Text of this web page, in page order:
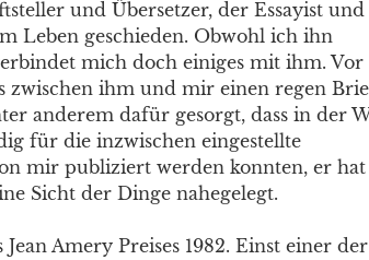
und Übersetzer, der Essayist und
Leben geschieden. Obwohl ich ihn
mich doch einiges mit ihm. Vor
zwischen ihm und mir einen regen
anderem dafür gesorgt, dass in der
für die inzwischen eingestellte
mir publiziert werden konnten, er hat
Sicht der Dinge nahegelegt.
Amery Preises 1982. Einst einer der